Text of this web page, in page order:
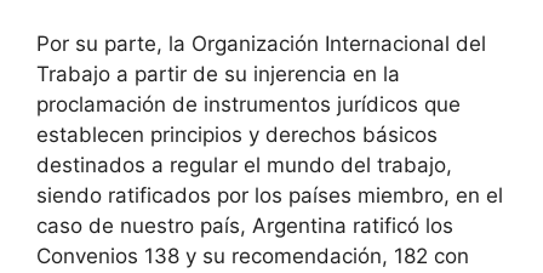
Por su parte, la Organización Internacional del
Trabajo a partir de su injerencia en la
proclamación de instrumentos jurídicos que
establecen principios y derechos básicos
destinados a regular el mundo del trabajo,
siendo ratificados por los países miembro, en el
caso de nuestro país, Argentina ratificó los
Convenios 138 y su recomendación, 182 con